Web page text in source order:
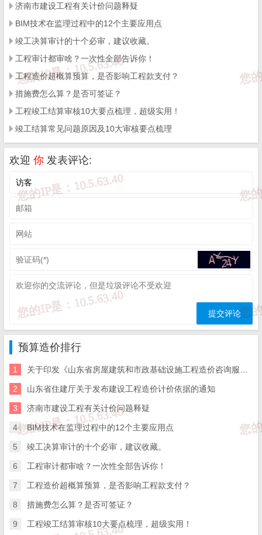
1.施工排水、降水费：是指为确保工程在正常条件下施工，
采取各种排水、降水措施所发生的各种费用。如为降低水位
进行井点降水所发生的费用，含机械费、材料费、人工费。
2.混凝土、钢筋混凝土模板及支架费：
中需要的各种钢模板、木模板、支架等的支、拆、运输费用
及模板、支架的摊销（或租赁）费用。
3.脚手架费：是指施工需要的各种脚手架搭、拆、运输费用
及脚手架的摊销（或租赁）费用。
脚手架包括：外脚手架、里脚手架、满堂脚手架、悬
空脚手架、挑脚手架、护架脚手架、依附斜道脚手架、安全
网脚手架、烟囱脚手架、电梯井字架、架空运输道。
普通脚手架工程量计算：
m或门窗及装饰面积超过60%时，按双排脚手架计算。
对于高度小于3.6m的内墙和围墙，按理脚手架计算，
石砌墙体高于1m时，按外脚手架计算。
排脚手架计算。室内天棚装饰面距设计室内地坪3.6m以下
时，按满堂脚手架，墙内装饰不再计算。砌筑储仓按双排脚
手架。
储水池、储油池、大型设备基础大于1.2m时，按双排
脚手架
整体式满堂混凝土基础，宽度大于3m时，按底模面积
计算满堂脚手架。
4.大型机械设备进出场及安拆费：是指机械整体或分体自停
放场地运至施工现场或由一个施工地点运至另一个施工地
进行安装、拆卸所需的人工费、材料费、机械费、试运转费
和安装所需的辅助设施的费用。
5.建筑装饰工程中的垂直运输机械费：
机械场外运输、一次安拆及路基铺垫和轨道铺拆费用。
济南市建设工程有关计价问题释疑
BIM技术在监理过程中的12个主要应用点
竣工决算审计的十个必审，建议收藏。
工程审计都审啥？一次性全部告诉你！
工程造价超概算预算，是否影响工程款支付？
措施费怎么算？是否可签证？
工程竣工结算审核10大要点梳理，超级实用！
竣工结算常见问题原因及10大审核要点梳理
欢迎 你 发表评论:
预算造价排行
1 关于印发《山东省房屋建筑和市政基础设施工程造价咨询服务招标文件示范文-济南版》（2025年版）的通知
2 山东省住建厅关于发布建设工程造价计价依据的通知
3 济南市建设工程有关计价问题释疑
4 BIM技术在监理过程中的12个主要应用点
5 竣工决算审计的十个必审，建议收藏。
6 工程审计都审啥？一次性全部告诉你！
7 工程造价超概算预算，是否影响工程款支付？
8 措施费怎么算？是否可签证？
9 工程竣工结算审核10大要点梳理，超级实用！